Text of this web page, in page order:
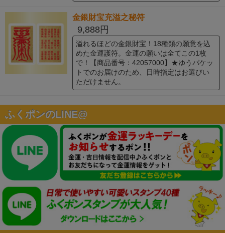
金銀財宝充溢之秘符
9,888円
溢れるほどの金銀財宝！18種類の願意を込
めた金運護符。金運の願いは全てこの1枚
で！【商品番号：42057000】★ゆうパケッ
トでのお届けのため、日時指定はお選びい
ただけません。
ふくポンのLINE@